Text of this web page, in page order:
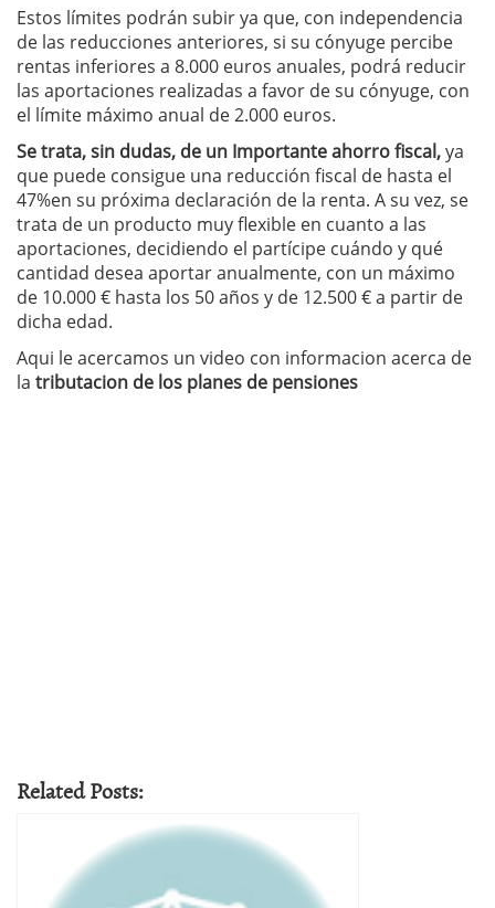
Estos límites podrán subir ya que, con independencia
de las reducciones anteriores, si su cónyuge percibe
rentas inferiores a 8.000 euros anuales, podrá reducir
las aportaciones realizadas a favor de su cónyuge, con
el límite máximo anual de 2.000 euros.
Se trata, sin dudas, de un Importante ahorro fiscal,ya
que puede consigue una reducción fiscal de hasta el
47%en su próxima declaración de la renta. A su vez, se
trata de un producto muy flexible en cuanto a las
aportaciones, decidiendo el partícipe cuándo y qué
cantidad desea aportar anualmente, con un máximo
de 10.000 € hasta los 50 años y de 12.500 € a partir de
dicha edad.
Aqui le acercamos un video con informacion acerca de
la tributacion de los planes de pensiones
Related Posts: